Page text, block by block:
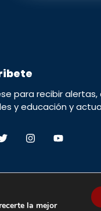
para recibir
y educación y
la mejor